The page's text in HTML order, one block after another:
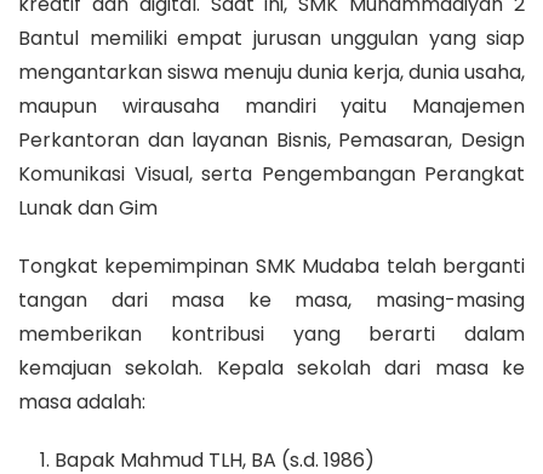
Bantul memiliki empat jurusan unggulan yang siap
mengantarkan siswa menuju dunia kerja, dunia usaha,
maupun wirausaha mandiri yaitu Manajemen
Perkantoran dan layanan Bisnis, Pemasaran, Design
Komunikasi Visual, serta Pengembangan Perangkat
Lunak dan Gim
Tongkat kepemimpinan SMK Mudaba telah berganti
tangan dari masa ke masa, masing-masing
memberikan kontribusi yang berarti dalam
kemajuan sekolah. Kepala sekolah dari masa ke
masa adalah:
Bapak Mahmud TLH, BA (s.d. 1986)